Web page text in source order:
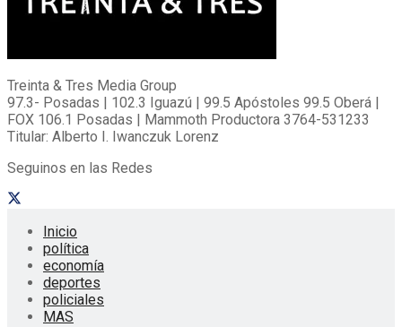
Treinta & Tres Media Group
97.3- Posadas | 102.3 Iguazú | 99.5 Apóstoles 99.5 Oberá |
FOX 106.1 Posadas | Mammoth Productora 3764-531233
Titular: Alberto I. Iwanczuk Lorenz
Seguinos en las Redes
Inicio
política
economía
deportes
policiales
MAS